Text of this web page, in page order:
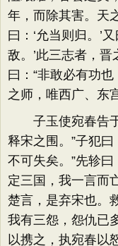
年，而除其害。天
曰：‘允当则归。’
敌。’此三志者，晋
曰：“非敢必有功
之师，唯西广、东
子玉使宛春告于
释宋之围。”子犯曰
不可失矣。”先轸
定三国，我一言而
楚言，是弃宋也。
我有三怨，怨仇已
以携之，执宛春以